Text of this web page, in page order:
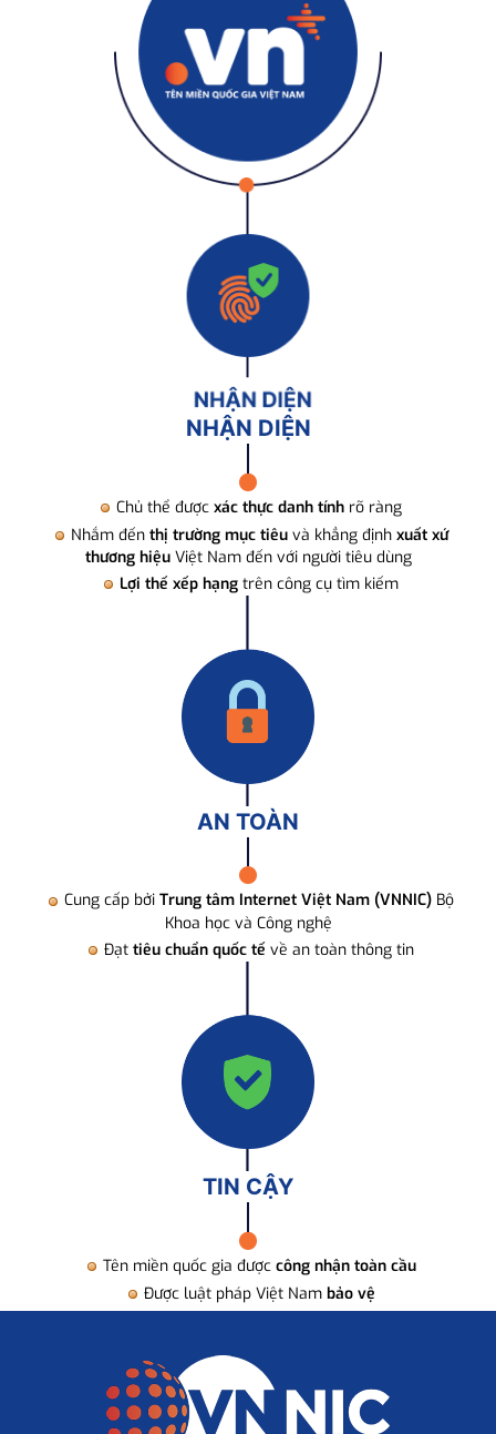
NHẬN DIỆN
Chủ thể được xác thực danh tính rõ ràng
Nhắm đến thị trường mục tiêuvà khẳng định xuất xứ
thương hiệuViệt Nam đến với người tiêu dùng
Lợi thế xếp hạng trên công cụ tìm kiếm
AN TOÀN
Cung cấp bởi Trung tâm Internet Việt Nam (VNNIC) Bộ
Khoa học và Công nghệ
Đạt tiêu chuẩn quốc tế về an toàn thông tin
TIN CẬY
Tên miền quốc gia được công nhận toàn cầu
Được luật pháp Việt Nam bảo vệ